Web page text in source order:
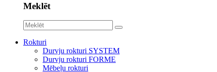
Meklēt
Rokturi
Durvju rokturi SYSTEM
Durvju rokturi FORME
Mēbeļu rokturi